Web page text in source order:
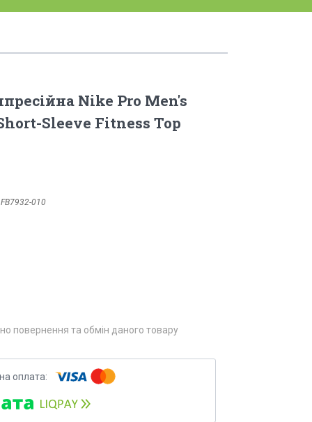
Nike Pro Men's
Sleeve Fitness Top
FB7932-010
повернення та обмін даного товару